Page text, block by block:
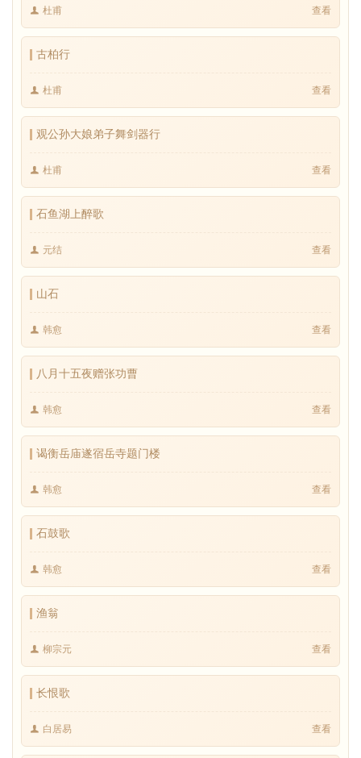
杜甫 查看
古柏行
杜甫 查看
观公孙大娘弟子舞剑器行
杜甫 查看
石鱼湖上醉歌
元结 查看
山石
韩愈 查看
八月十五夜赠张功曹
韩愈 查看
谒衡岳庙遂宿岳寺题门楼
韩愈 查看
石鼓歌
韩愈 查看
渔翁
柳宗元 查看
长恨歌
白居易 查看